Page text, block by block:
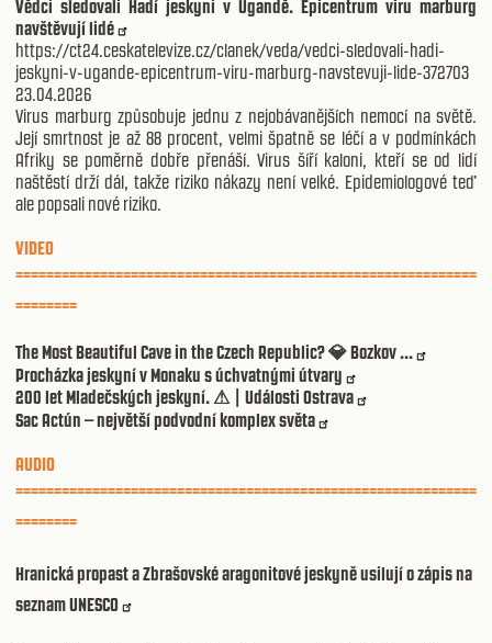
Vědci sledovali Hadí jeskyni v Ugandě. Epicentrum viru marburg
navštěvují lidé
https://ct24.ceskatelevize.cz/clanek/veda/vedci-sledovali-hadi-
jeskyni-v-ugande-epicentrum-viru-marburg-navstevuji-lide-372703
23.04.2026
Virus marburg způsobuje jednu z nejobávanějších nemocí na světě.
Její smrtnost je až 88 procent, velmi špatně se léčí a v podmínkách
Afriky se poměrně dobře přenáší. Virus šíří kaloni, kteří se od lidí
naštěstí drží dál, takže riziko nákazy není velké. Epidemiologové teď
ale popsali nové riziko.
VIDEO
============================================================
========
The Most Beautiful Cave in the Czech Republic?💎Bozkov ...
Procházka jeskyní v Monaku s úchvatnými útvary
200 let Mladečských jeskyní.⚠ | Události Ostrava
Sac Actún – největší podvodní komplex světa
AUDIO
============================================================
========
Hranická propast a Zbrašovské aragonitové jeskyně usilují o zápis na
seznam UNESCO